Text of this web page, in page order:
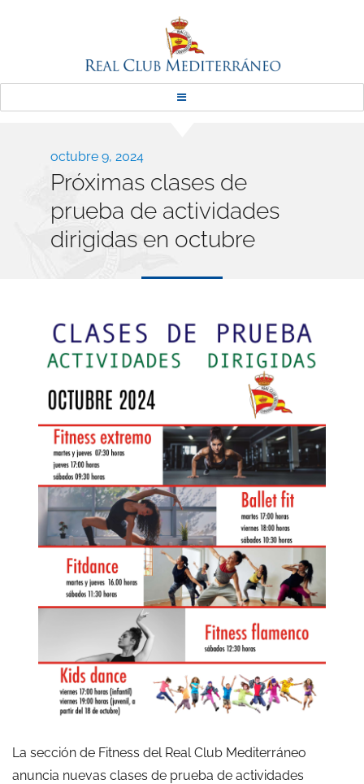
Real Club Mediterráneo
Publicado
el
octubre 9, 2024
Próximas clases de
prueba de actividades
dirigidas en octubre
La sección de Fitness del Real Club Mediterráneo
anuncia nuevas clases de prueba de actividades